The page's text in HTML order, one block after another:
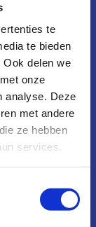
te
te bieden
delen we
onze
analyse. Deze
met andere
ze hebben
services.